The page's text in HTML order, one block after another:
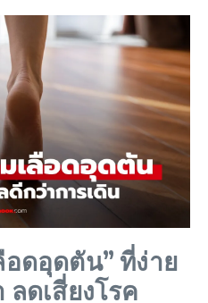
ดอุดตัน” ที่ง่าย
ลดเสี่ยงโรค